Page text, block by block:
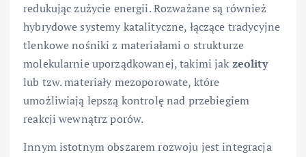
redukując zużycie energii. Rozważane są również
hybrydowe systemy katalityczne, łączące tradycyjne
tlenkowe nośniki z materiałami o strukturze
molekularnie uporządkowanej, takimi jak zeolity
lub tzw. materiały mezoporowate, które
umożliwiają lepszą kontrolę nad przebiegiem
reakcji wewnątrz porów.
Innym istotnym obszarem rozwoju jest integracja